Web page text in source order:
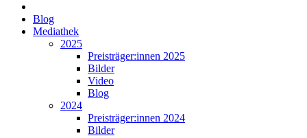
Blog
Mediathek
2025
Preisträger:innen 2025
Bilder
Video
Blog
2024
Preisträger:innen 2024
Bilder